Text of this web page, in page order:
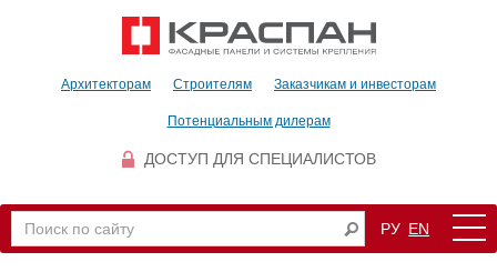
Архитекторам Строителям Заказчикам и инвесторам
Потенциальным дилерам
ДОСТУП ДЛЯ СПЕЦИАЛИСТОВ
РУ EN